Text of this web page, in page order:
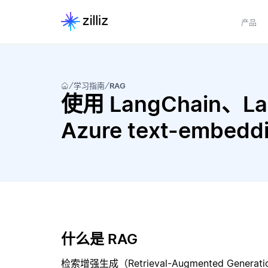
产品
学习指南 RAG
使用 LangChain、
Azure text-
什么是 RAG
检索增强生成（Retrieval-Augmented